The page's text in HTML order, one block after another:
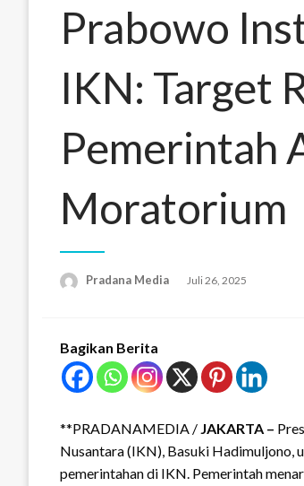
Prabowo
IKN: Target
Pemerintah
Moratorium
Pradana Media Juli 26, 2025
Bagikan Berita
**PRADANAMEDIA / JAKARTA –
Nusantara (IKN), Basuki Hadimuljono,
pemerintahan di IKN. Pemerintah